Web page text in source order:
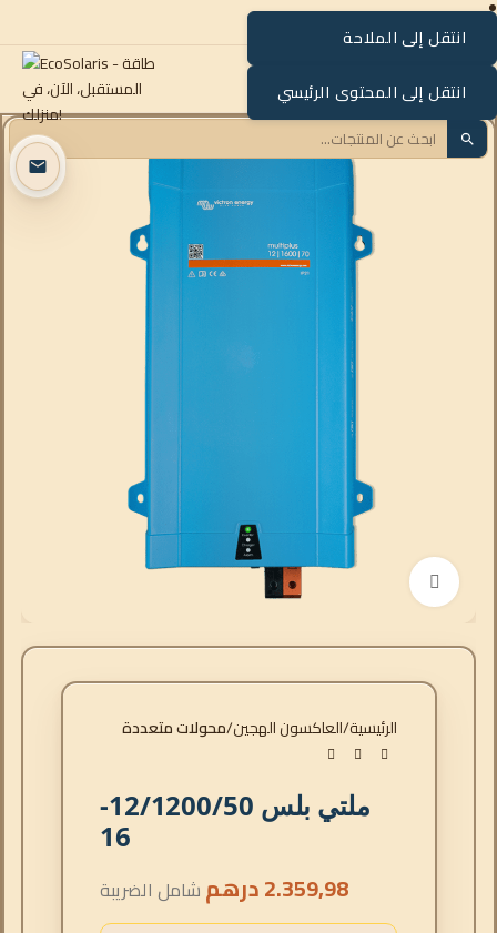
انتقل إلى الملاحة
انتقل إلى المحتوى الرئيسي
انقر للتكبير
الرئيسية العاكسون الهجين محولات متعددة
ملتي بلس 12/1200/50-
16
2.359,98درهم شامل الضريبة